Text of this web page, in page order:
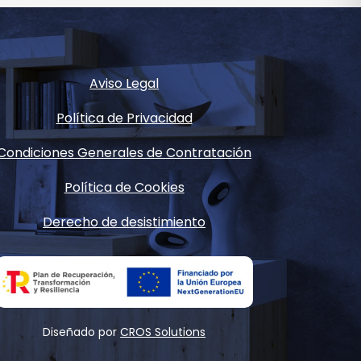
Aviso Legal
Política de Privacidad
Generales de Contratación
Política de Cookies
Derecho de desistimiento
Diseñado porCROS Solutions